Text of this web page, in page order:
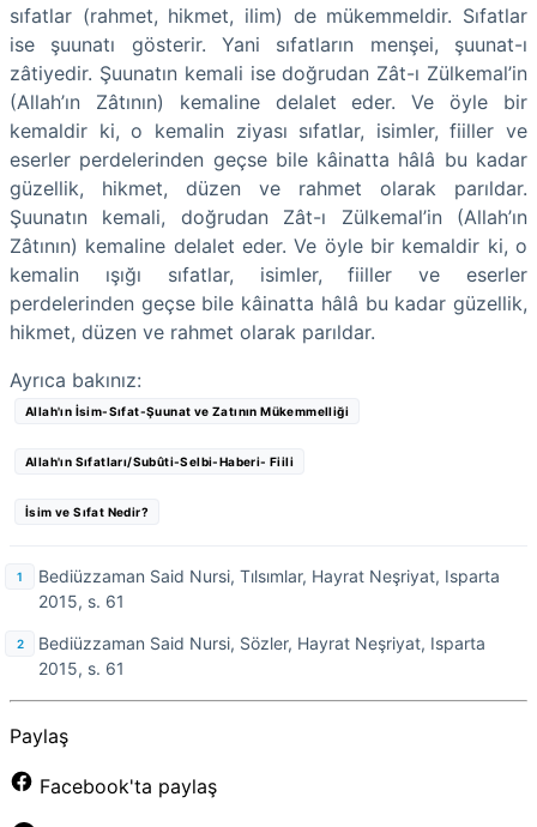
sıfatlar (rahmet, hikmet, ilim) de mükemmeldir. Sıfatlar
ise şuunatı gösterir. Yani sıfatların menşei, şuunat-ı
zâtiyedir. Şuunatın kemali ise doğrudan Zât-ı Zülkemal’in
(Allah’ın Zâtının) kemaline delalet eder. Ve öyle bir
kemaldir ki, o kemalin ziyası sıfatlar, isimler, fiiller ve
eserler perdelerinden geçse bile kâinatta hâlâ bu kadar
güzellik, hikmet, düzen ve rahmet olarak parıldar.
Şuunatın kemali, doğrudan Zât-ı Zülkemal’in (Allah’ın
Zâtının) kemaline delalet eder. Ve öyle bir kemaldir ki, o
kemalin ışığı sıfatlar, isimler, fiiller ve eserler
perdelerinden geçse bile kâinatta hâlâ bu kadar güzellik,
hikmet, düzen ve rahmet olarak parıldar.
Ayrıca bakınız:
Allah'ın İsim-Sıfat-Şuunat ve Zatının Mükemmelliği
Allah'ın Sıfatları/Subûti-Selbi-Haberi- Fiili
İsim ve Sıfat Nedir?
Bediüzzaman Said Nursi, Tılsımlar, Hayrat Neşriyat, Isparta
2015, s. 61
Bediüzzaman Said Nursi, Sözler, Hayrat Neşriyat, Isparta
2015, s. 61
Paylaş
Facebook'ta paylaş